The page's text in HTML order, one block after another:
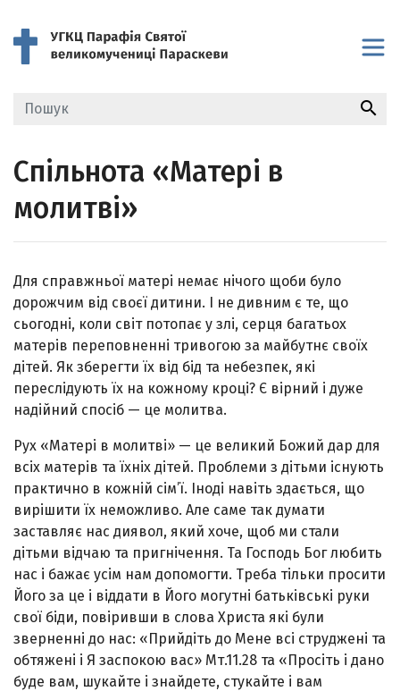
search
Спільнота «Матері в
молитві»
Для справжньої матері немає нічого щоби було
дорожчим від своєї дитини. І не дивним є те, що
сьогодні, коли світ потопає у злі, серця багатьох
матерів переповненні тривогою за майбутнє своїх
дітей. Як зберегти їх від бід та небезпек, які
переслідують їх на кожному кроці? Є вірний і дуже
надійний спосіб — це молитва.
Рух «Матері в молитві» — це великий Божий дар для
всіх матерів та їхніх дітей. Проблеми з дітьми існують
практично в кожній сім’ї. Іноді навіть здається, що
вирішити їх неможливо. Але саме так думати
заставляє нас диявол, який хоче, щоб ми стали
дітьми відчаю та пригнічення. Та Господь Бог любить
нас і бажає усім нам допомогти. Треба тільки просити
Його за це і віддати в Його могутні батьківські руки
свої біди, повіривши в слова Христа які були
зверненні до нас: «Прийдіть до Мене всі струджені та
обтяжені і Я заспокою вас» Мт.11.28 та «Просіть і дано
буде вам, шукайте і знайдете, стукайте і вам